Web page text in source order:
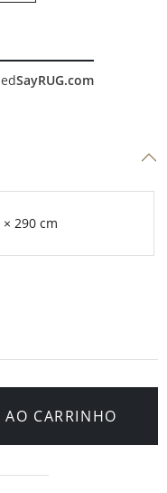
SayRUG.com
× 290 cm
CARRINHO